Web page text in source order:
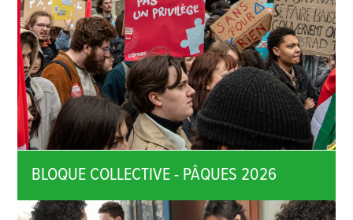
BLOQUE COLLECTIVE - PÂQUES 2026